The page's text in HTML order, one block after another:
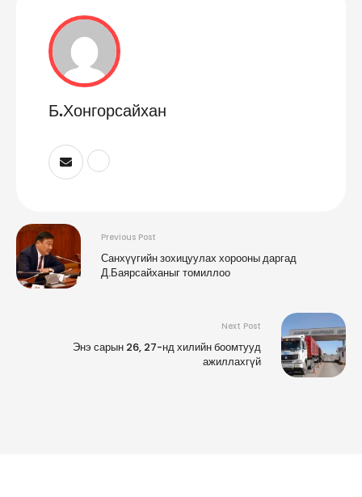
Б.Хонгорсайхан
Previous Post
Санхүүгийн зохицуулах хорооны даргад
Д.Баярсайханыг томиллоо
Next Post
Энэ сарын 26, 27-нд хилийн боомтууд
ажиллахгүй